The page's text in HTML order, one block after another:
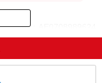
ID：AE0708989624